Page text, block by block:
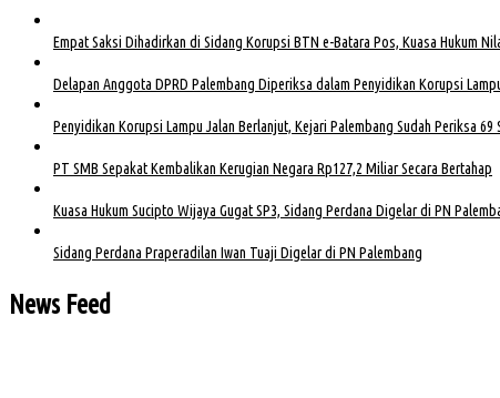
Empat Saksi Dihadirkan di Sidang Korupsi BTN e-Batara Pos, Kuasa Hukum
Delapan Anggota DPRD Palembang Diperiksa dalam Penyidikan Korupsi
Penyidikan Korupsi Lampu Jalan Berlanjut, Kejari Palembang Sudah Periksa 69
PT SMB Sepakat Kembalikan Kerugian Negara Rp127,2 Miliar Secara Bertahap
Kuasa Hukum Sucipto Wijaya Gugat SP3, Sidang Perdana Digelar di PN
Sidang Perdana Praperadilan Iwan Tuaji Digelar di PN Palembang
News Feed